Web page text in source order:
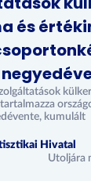
és
kumulált
Hivatal
Utoljára